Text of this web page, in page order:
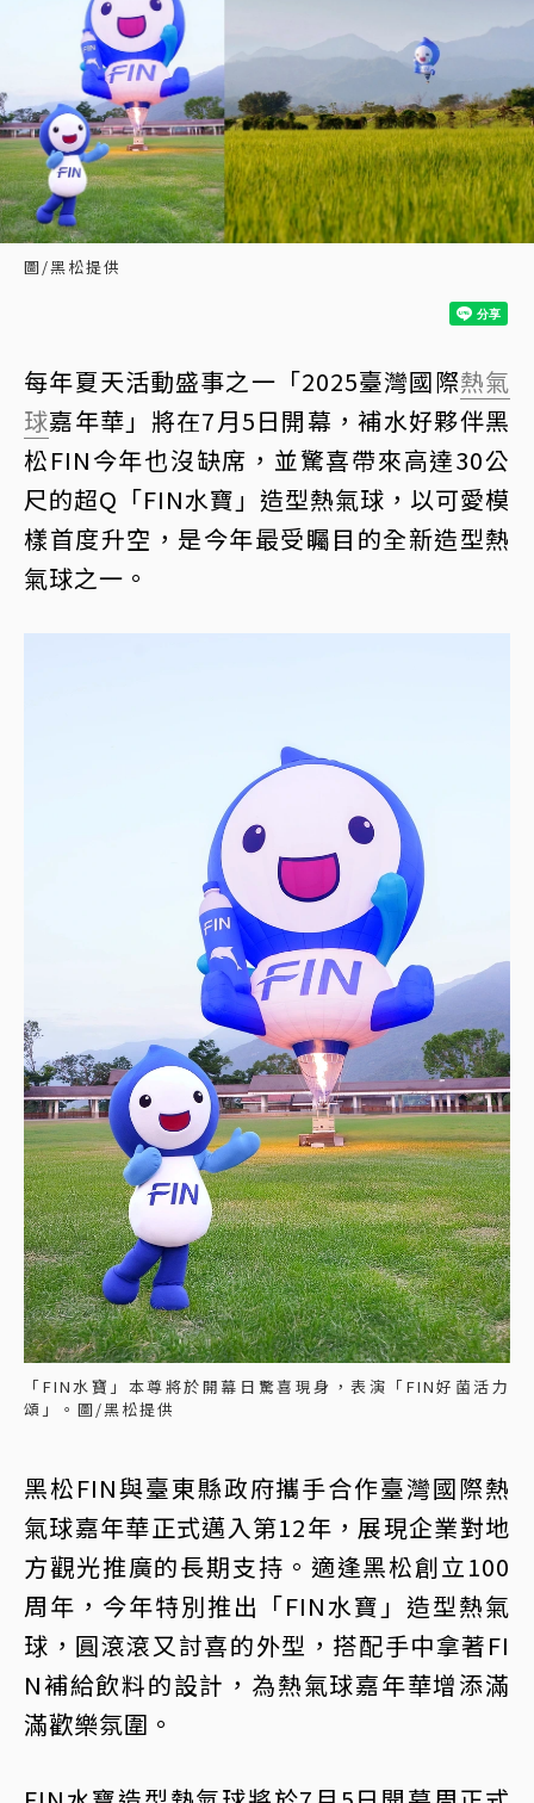
圖/黑松提供
每年夏天活動盛事之一「2025臺灣國際熱氣
球嘉年華」將在7月5日開幕，補水好夥伴黑
松FIN今年也沒缺席，並驚喜帶來高達30公
尺的超Q「FIN水寶」造型熱氣球，以可愛模
樣首度升空，是今年最受矚目的全新造型熱
氣球之一。
「FIN水寶」本尊將於開幕日驚喜現身，表演「FIN好菌活力
頌」。圖/黑松提供
黑松FIN與臺東縣政府攜手合作臺灣國際熱
氣球嘉年華正式邁入第12年，展現企業對地
方觀光推廣的長期支持。適逢黑松創立100
周年，今年特別推出「FIN水寶」造型熱氣
球，圓滾滾又討喜的外型，搭配手中拿著FI
N補給飲料的設計，為熱氣球嘉年華增添滿
滿歡樂氛圍。